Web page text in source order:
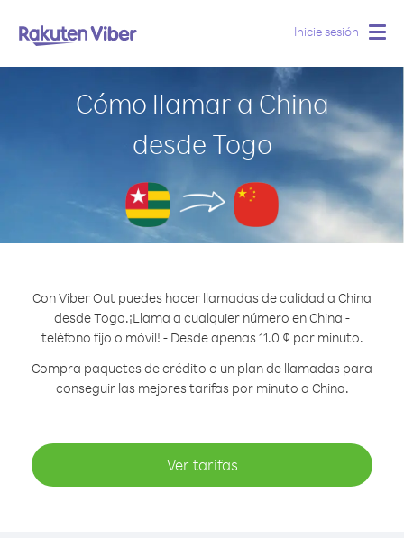
Inicie sesión
Cómo llamar a China
desde Togo
Con Viber Out puedes hacer llamadas de calidad a China
desde Togo.¡Llama a cualquier número en China -
teléfono fijo o móvil! - Desde apenas 11.0 ¢ por minuto.
Compra paquetes de crédito o un plan de llamadas para
conseguir las mejores tarifas por minuto a China.
Ver tarifas